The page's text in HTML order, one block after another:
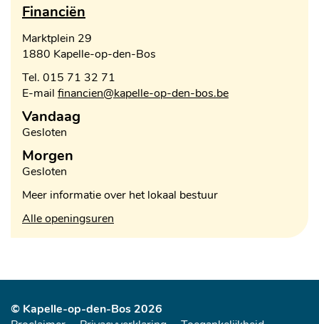
Financiën
Adres
Marktplein 29
,1880 Kapelle-op-den-Bos
Tel. 015 71 32 71
E-
mail
financien@kapelle-op-den-bos.be
Openingsuren
Vandaag
Gesloten
Morgen
Gesloten
Meer informatie over het lokaal bestuur
Alle openingsuren
© Kapelle-op-den-Bos 2026